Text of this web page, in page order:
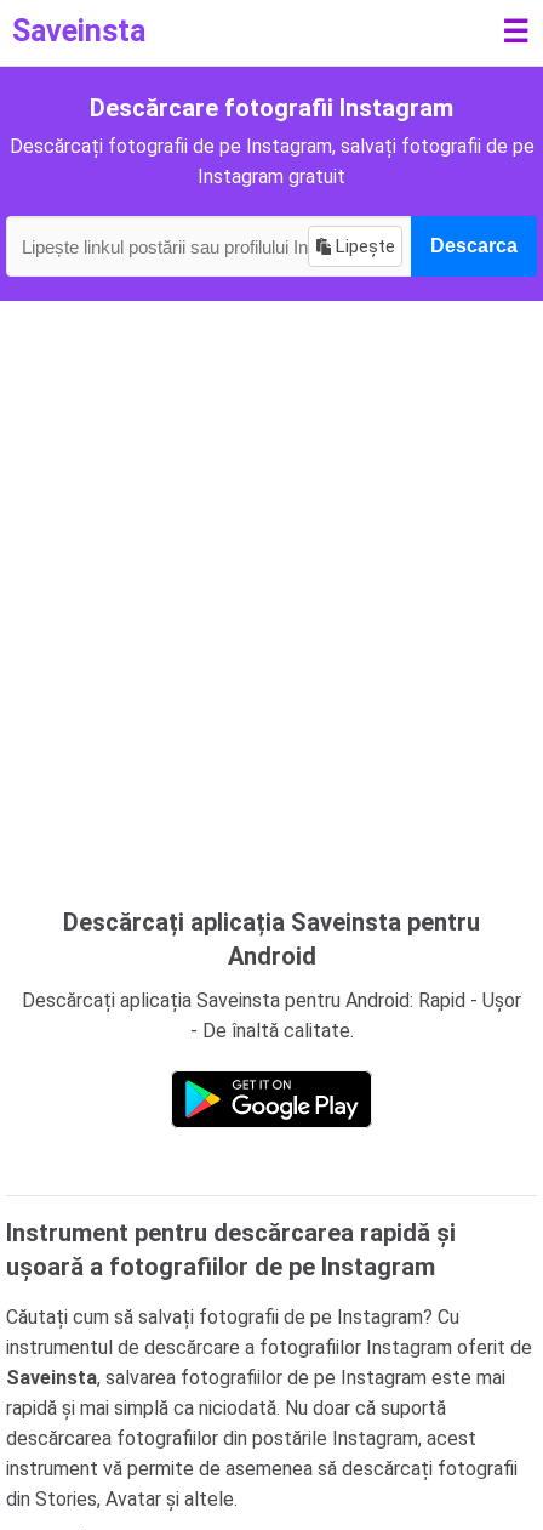
Saveinsta ☰
Descărcare fotografii Instagram
Descărcați fotografii de pe Instagram, salvați fotografii de pe
Instagram gratuit
Lipește Descarca
Descărcați aplicația Saveinsta pentru
Android
Descărcați aplicația Saveinsta pentru Android: Rapid - Ușor
- De înaltă calitate.
Instrument pentru descărcarea rapidă și
ușoară a fotografiilor de pe Instagram
Căutați cum să salvați fotografii de pe Instagram? Cu
instrumentul de descărcare a fotografiilor Instagram oferit de
Saveinsta, salvarea fotografiilor de pe Instagram este mai
rapidă și mai simplă ca niciodată. Nu doar că suportă
descărcarea fotografiilor din postările Instagram, acest
instrument vă permite de asemenea să descărcați fotografii
din Stories, Avatar și altele.